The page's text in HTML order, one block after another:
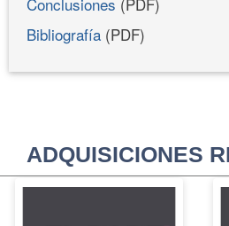
Bibliografía (PDF)
ADQUISICIONES